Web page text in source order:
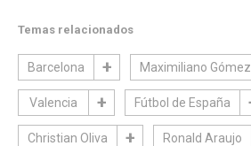
Temas relacionados
Barcelona Maximiliano Gómez
Valencia Fútbol de España
Christian Oliva Ronald Araujo